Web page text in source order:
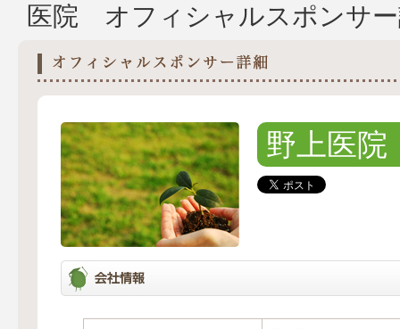
医院 オフィシャルスポンサ
野上医院